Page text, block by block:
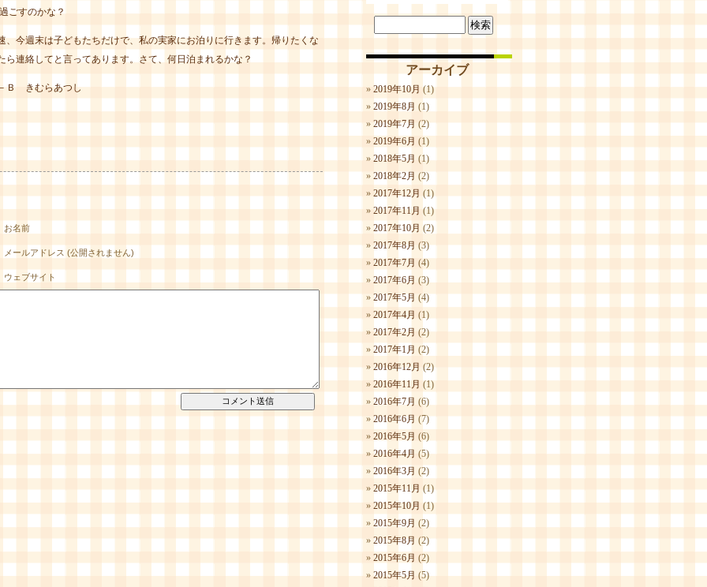
ごすのかな？
、今週末は子どもたちだけで、私の実家にお泊りに行きます。帰りたくな
ら連絡してと言ってあります。さて、何日泊まれるかな？
Ｂ きむらあつし
お名前
メールアドレス (公開されません)
ウェブサイト
アーカイブ
2019年10月 (1)
2019年8月 (1)
2019年7月 (2)
2019年6月 (1)
2018年5月 (1)
2018年2月 (2)
2017年12月 (1)
2017年11月 (1)
2017年10月 (2)
2017年8月 (3)
2017年7月 (4)
2017年6月 (3)
2017年5月 (4)
2017年4月 (1)
2017年2月 (2)
2017年1月 (2)
2016年12月 (2)
2016年11月 (1)
2016年7月 (6)
2016年6月 (7)
2016年5月 (6)
2016年4月 (5)
2016年3月 (2)
2015年11月 (1)
2015年10月 (1)
2015年9月 (2)
2015年8月 (2)
2015年6月 (2)
2015年5月 (5)